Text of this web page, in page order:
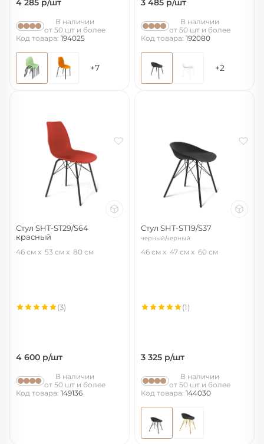
4 285 р/шт
В наличии
от 50 шт и более
Код товара: 194025
+7
3 485 р/шт
В наличии
от 50 шт и более
Код товара: 192080
+2
Стул SHT-ST29/S64
красный
46 см 53 см 80 см
4 600 р/шт
(3)
В наличии
от 50 шт и более
Код товара: 149136
Стул SHT-ST19/S37
черный/черный
46 см 47 см 60 см
3 325 р/шт
(1)
В наличии
от 50 шт и более
Код товара: 144030